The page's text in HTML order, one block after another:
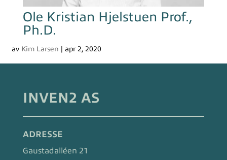
Ole Kristian Hjelstuen Prof.,
Ph.D.
av Kim Larsen apr 2, 2020
INVEN2 AS
ADRESSE
Gaustadalléen 21